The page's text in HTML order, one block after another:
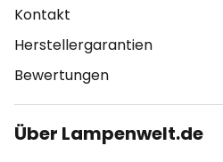
Kontakt
Herstellergarantien
Bewertungen
Über Lampenwelt.de